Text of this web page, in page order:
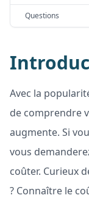
Questions
Avec la
de comprendre
augmente. Si
vous
coûter. Curieux
? Connaître le